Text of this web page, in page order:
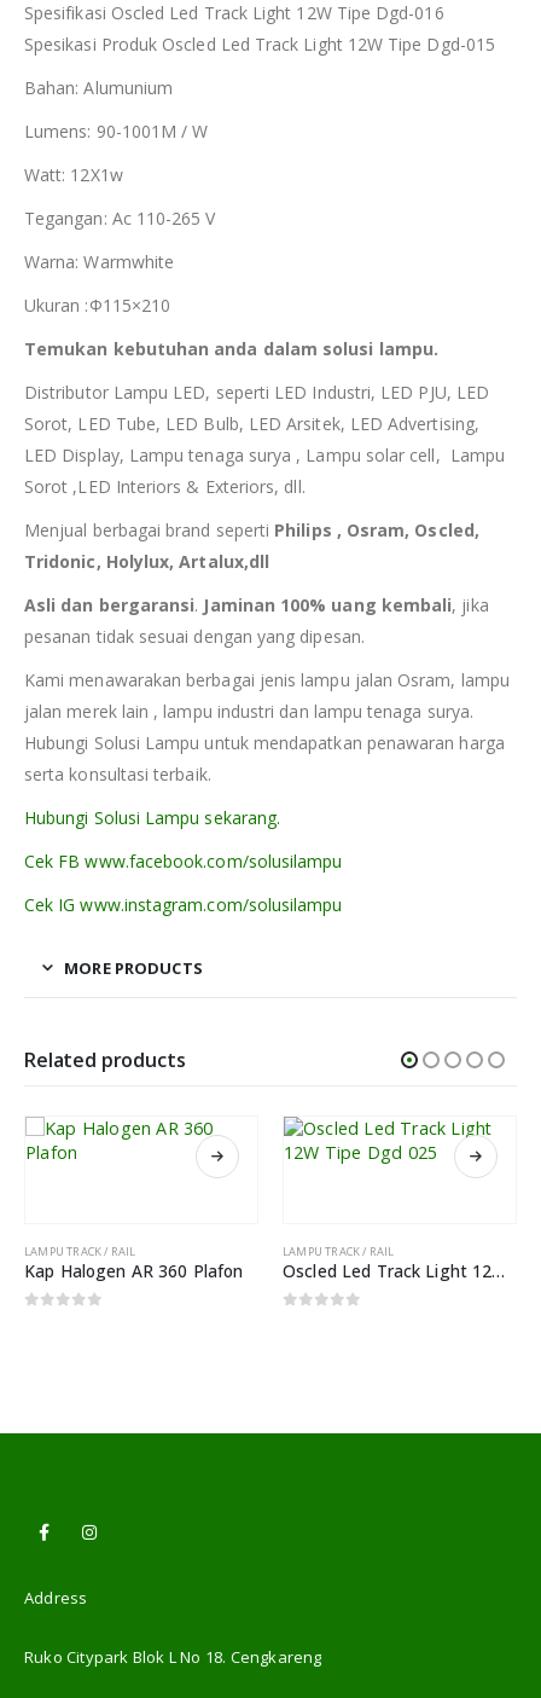
Spesifikasi Oscled Led Track Light 12W Tipe Dgd-016
Spesikasi Produk Oscled Led Track Light 12W Tipe Dgd-015
Bahan: Alumunium
Lumens: 90-1001M / W
Watt: 12X1w
Tegangan: Ac 110-265 V
Warna: Warmwhite
Ukuran :Φ115×210
Temukan kebutuhan anda dalam solusi lampu.
Distributor Lampu LED, seperti LED Industri, LED PJU, LED
Sorot, LED Tube, LED Bulb, LED Arsitek, LED Advertising,
LED Display, Lampu tenaga surya , Lampu solar cell, Lampu
Sorot ,LED Interiors & Exteriors, dll.
Menjual berbagai brand seperti Philips , Osram, Oscled,
Tridonic, Holylux, Artalux,dll
Asli dan bergaransi. Jaminan 100% uang kembali, jika
pesanan tidak sesuai dengan yang dipesan.
Kami menawarakan berbagai jenis lampu jalan Osram, lampu
jalan merek lain , lampu industri dan lampu tenaga surya.
Hubungi Solusi Lampu untuk mendapatkan penawaran harga
serta konsultasi terbaik.
Hubungi Solusi Lampu sekarang.
Cek FB www.facebook.com/solusilampu
Cek IG www.instagram.com/solusilampu
MORE PRODUCTS
Related products
LAMPU TRACK / RAIL
Kap Halogen AR 360 Plafon
LAMPU TRACK / RAIL
Oscled Led Track Light 12W Tipe Dgd 025
Address
Ruko Citypark Blok L No 18. Cengkareng